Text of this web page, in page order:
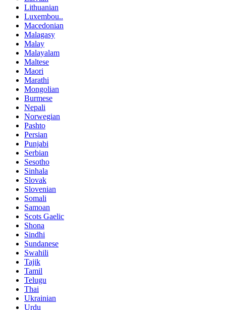
Lithuanian
Luxembou..
Macedonian
Malagasy
Malay
Malayalam
Maltese
Maori
Marathi
Mongolian
Burmese
Nepali
Norwegian
Pashto
Persian
Punjabi
Serbian
Sesotho
Sinhala
Slovak
Slovenian
Somali
Samoan
Scots Gaelic
Shona
Sindhi
Sundanese
Swahili
Tajik
Tamil
Telugu
Thai
Ukrainian
Urdu